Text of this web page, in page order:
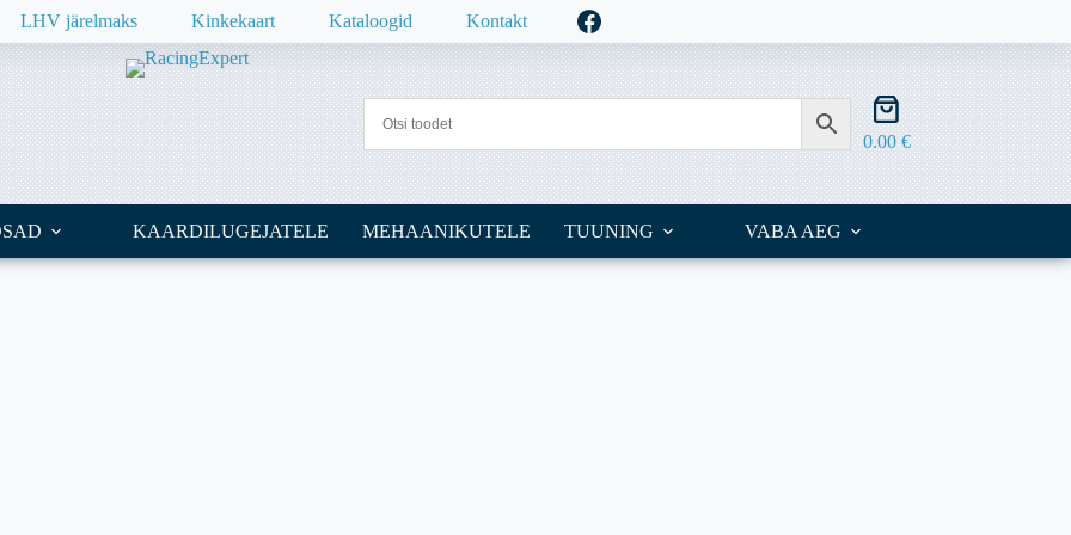
LHV järelmaks Kinkekaart Kataloogid Kontakt
Shopping
cart
0.00€
KAARDILUGEJATELE MEHAANIKUTELE TUUNING VABA AEG